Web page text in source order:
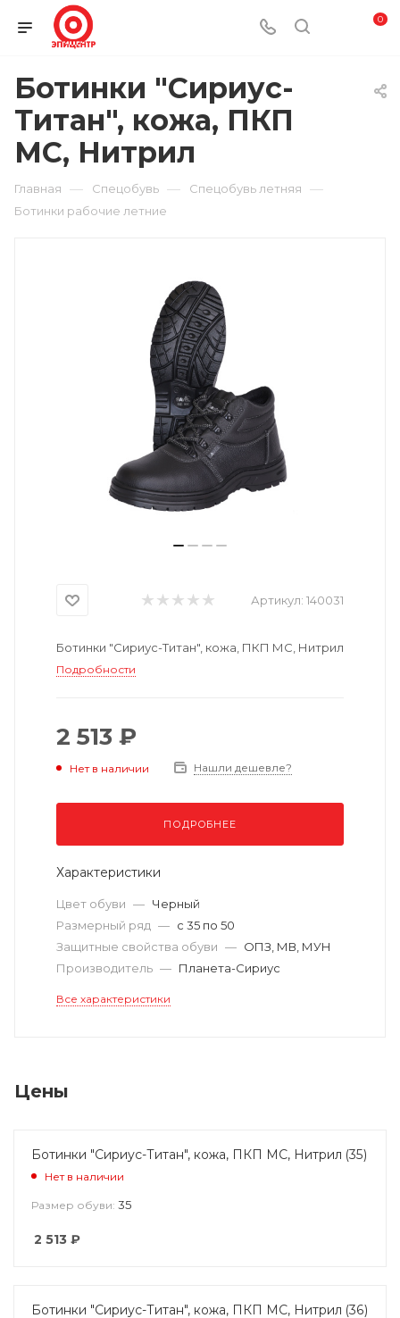
0
Ботинки "Сириус-
Титан", кожа, ПКП
МС, Нитрил
Главная — Спецобувь — Спецобувь летняя —
Ботинки рабочие летние
Артикул: 140031
Ботинки "Сириус-Титан", кожа, ПКП МС, Нитрил
Подробности
2 513 ₽
Нет в наличии Нашли дешевле?
ПОДРОБНЕЕ
Характеристики
Цвет обуви — Черный
Размерный ряд — с 35 по 50
Защитные свойства обуви — ОПЗ, МВ, МУН
Производитель — Планета-Сириус
Все характеристики
Цены
Ботинки "Сириус-Титан", кожа, ПКП МС, Нитрил (35)
Нет в наличии
Размер обуви: 35
2 513 ₽
Ботинки "Сириус-Титан", кожа, ПКП МС, Нитрил (36)